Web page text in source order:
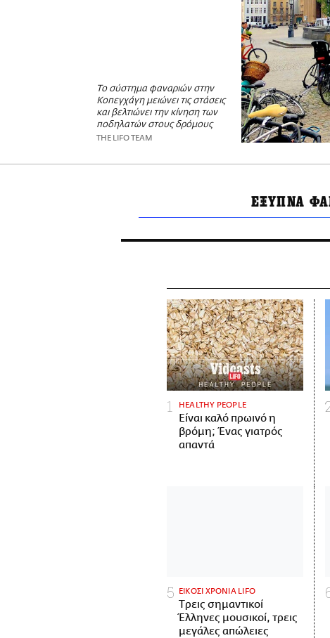
Το σύστημα φαναριών στην
Κοπεγχάγη μειώνει τις στάσεις
και βελτιώνει την κίνηση των
ποδηλατών στους δρόμους
THE LIFO TEAM
ΕΞΥΠΝΑ
HEALTHY PEOPLE
Είναι καλό πρωινό η
βρόμη; Ένας γιατρός
απαντά
ΕΙΚΟΣΙ ΧΡΟΝΙΑ LIFO
Tρεις σημαντικοί
Έλληνες μουσικοί, τρεις
μεγάλες απώλειες